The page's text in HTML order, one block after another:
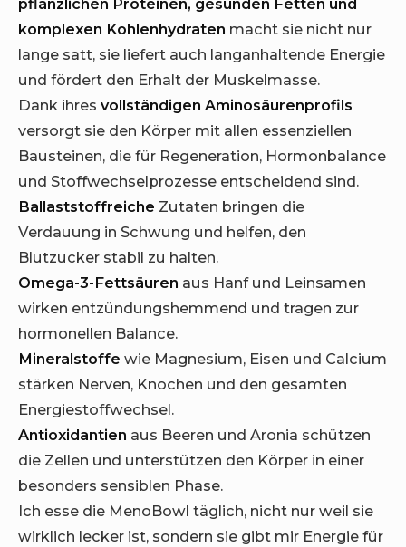
pflanzlichen Proteinen, gesunden Fetten und
komplexen Kohlenhydraten macht sie nicht nur
lange satt, sie liefert auch langanhaltende Energie
und fördert den Erhalt der Muskelmasse.
Dank ihres vollständigen Aminosäurenprofils
versorgt sie den Körper mit allen essenziellen
Bausteinen, die für Regeneration, Hormonbalance
und Stoffwechselprozesse entscheidend sind.
Ballaststoffreiche Zutaten bringen die
Verdauung in Schwung und helfen, den
Blutzucker stabil zu halten.
Omega-3-Fettsäuren aus Hanf und Leinsamen
wirken entzündungshemmend und tragen zur
hormonellen Balance.
Mineralstoffe wie Magnesium, Eisen und Calcium
stärken Nerven, Knochen und den gesamten
Energiestoffwechsel.
Antioxidantien aus Beeren und Aronia schützen
die Zellen und unterstützen den Körper in einer
besonders sensiblen Phase.
Ich esse die MenoBowl täglich, nicht nur weil sie
wirklich lecker ist, sondern sie gibt mir Energie für